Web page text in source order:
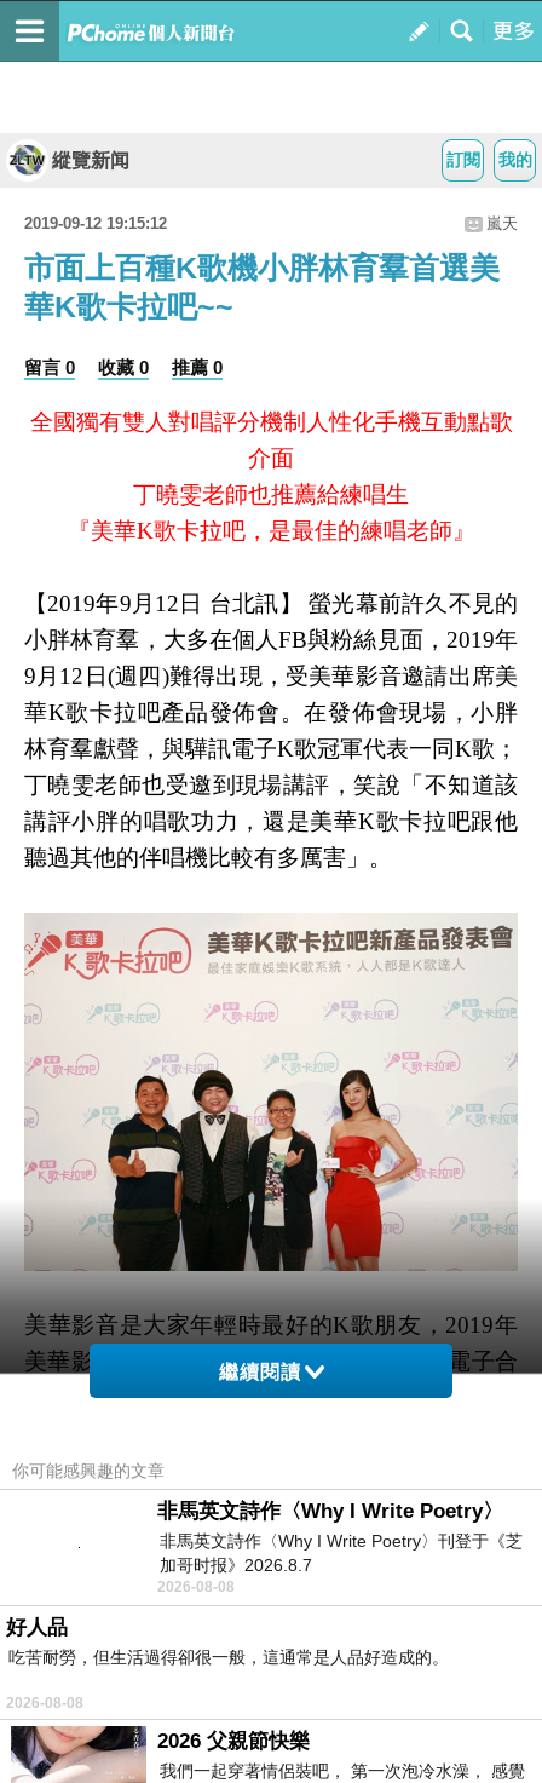
我的
訂閱
縱覽新闻
2019-09-12 19:15:12 嵐天
市面上百種K歌機小胖林育羣首選美
華K歌卡拉吧~~
留言 0 收藏 0 推薦 0
全國獨有雙人對唱評分機制人性化手機互動點歌
介面
丁曉雯老師也推薦給練唱生
『美華K歌卡拉吧，是最佳的練唱老師』
【2019年9月12日 台北訊】 螢光幕前許久不見的
小胖林育羣，大多在個人FB與粉絲見面，2019年
9月12日(週四)難得出現，受美華影音邀請出席美
華K歌卡拉吧產品發佈會。在發佈會現場，小胖
林育羣獻聲，與驊訊電子K歌冠軍代表一同K歌；
丁曉雯老師也受邀到現場講評，笑說「不知道該
講評小胖的唱歌功力，還是美華K歌卡拉吧跟他
聽過其他的伴唱機比較有多厲害」。
美華影音是大家年輕時最好的K歌朋友，2019年
美華影音與全球三大音效晶片供應商驊訊電子合
作，開發更厲害又聰明的卡拉吧，讓民眾在家除
KTV包廂的音質，歌曲內容還擁有美華三萬首國
語歌，台語，粵語，雲端還能隨時更換新歌曲。
『美華K歌卡拉吧』電視版，是專為家庭客廳打
造的，隨時變身K歌場，自家就是KTV。
2019年9月12日(週四)，美華影音與驊訊電子一同
影音林嘉愷董事長表示，美華公司從最早的VHS
伴唱帶到電腦伴唱機、VOD系統到利用網路傳輸
繼續閱讀
你可能感興趣的文章
非馬英文詩作〈Why I Write Poetry〉
非馬英文詩作〈Why I Write Poetry〉刊登于《芝
加哥时报》2026.8.7
2026-08-08
好人品
吃苦耐勞，但生活過得卻很一般，這通常是人品好造成的。
2026-08-08
2026 父親節快樂
我們一起穿著情侶裝吧， 第一次泡冷水澡， 感覺